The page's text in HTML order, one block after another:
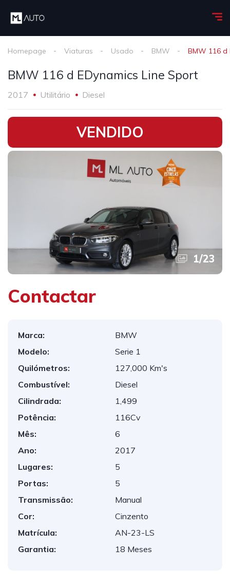
Homepage Viaturas Usado BMW BMW 116 d
BMW 116 d EDynamics Line Sport
2017 Utilitário Diesel
•
VENDIDO
1/23
Contactar
Marca:
BMW
Modelo:
Serie 1
Quilómetros:
127,000 Km's
Combustível:
Diesel
Cilindrada:
1,499
Potência:
116Cv
Mês:
6
Ano:
2017
Lugares:
5
Portas:
5
Transmissão:
Manual
Cor:
Cinzento
Matrícula:
AN-23-LS
Garantia:
18 Meses